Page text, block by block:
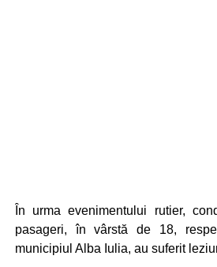
În urma evenimentului rutier,
pasageri, în vârstă de 18,
municipiul Alba Iulia, au suferit